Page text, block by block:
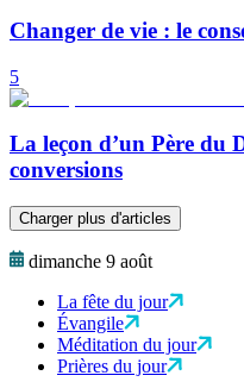
Changer de vie : le
5
La leçon d’un Père du
conversions
Charger plus d'articles
dimanche 9 août
La fête du jour
Évangile
Méditation du jour
Prières du jour